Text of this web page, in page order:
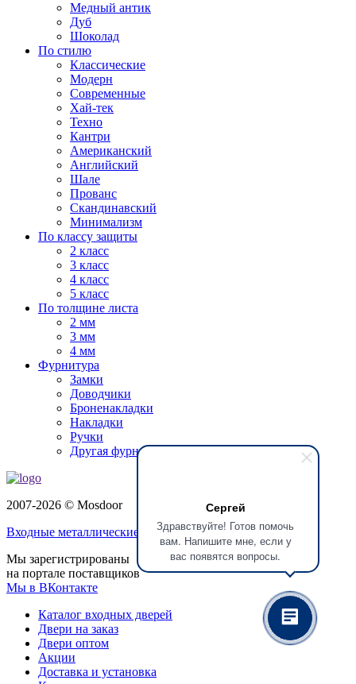
Сергей
Здравствуйте! Готов помочь
вам. Напишите мне, если у
вас появятся вопросы.
Медный антик
Дуб
Шоколад
По стилю
Классические
Модерн
Современные
Хай-тек
Техно
Кантри
Американский
Английский
Шале
Прованс
Скандинавский
Минимализм
По классу защиты
2 класс
3 класс
4 класс
5 класс
По толщине листа
2 мм
3 мм
4 мм
Фурнитура
Замки
Доводчики
Броненакладки
Накладки
Ручки
Другая фурнитура
2007-2026 © Mosdoor
Входные металлические дверив Балашихе
Мы зарегистрированы
на портале поставщиков
Мы в ВКонтакте
Каталог входных дверей
Двери на заказ
Двери оптом
Акции
Доставка и установка